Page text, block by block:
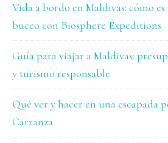
Vida a bordo en Maldivas: cómo
buceo con Biosphere Expeditions
Guía para viajar a Maldivas:
y turismo responsable
Qué ver y hacer en una escapada
Carranza